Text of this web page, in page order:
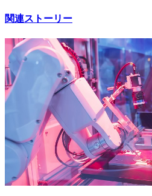
関連ストーリー